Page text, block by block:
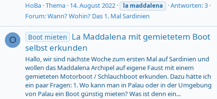
HoBa Thema 14. August 2022 la maddalena
Antworten: 3
Forum:Wann? Wohin? Das 1. Mal Sardinien
O Boot mieten La Maddalena mit gemietetem Boot
selbst erkunden
Hallo, wir sind nächste Woche zum ersten Mal auf Sardinien und
wollen das Maddalena Archipel auf eigene Faust mit einem
gemieteten Motorboot / Schlauchboot erkunden. Dazu hätte ich
ein paar Fragen: 1. Wo kann man in Palau oder in der Umgebung
von Palau ein Boot günstig mieten? Was ist denn ein...